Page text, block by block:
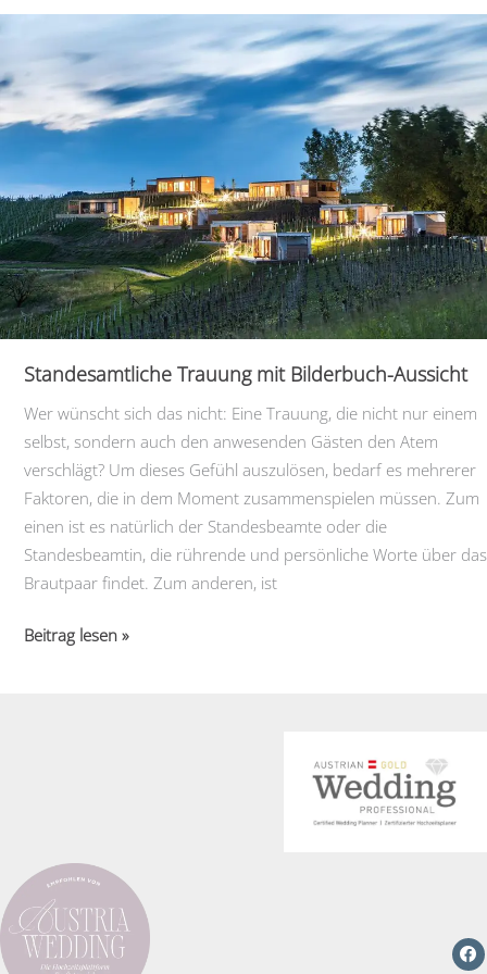
in
Standesamtliche Trauung mit Bilderbuch-Aussicht
Wer wünscht sich das nicht: Eine Trauung, die nicht nur einem
selbst, sondern auch den anwesenden Gästen den Atem
verschlägt? Um dieses Gefühl auszulösen, bedarf es mehrerer
Faktoren, die in dem Moment zusammenspielen müssen. Zum
einen ist es natürlich der Standesbeamte oder die
Standesbeamtin, die rührende und persönliche Worte über das
Brautpaar findet. Zum anderen, ist
Standesamtliche
Beitrag lesen »